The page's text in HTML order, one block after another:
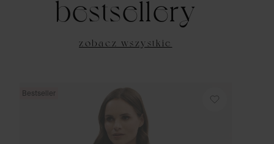
bestsellery
zobacz wszystkie
Bestseller